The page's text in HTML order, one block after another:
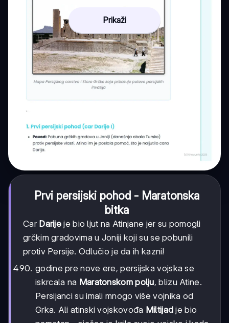
Prikaži
Prvi persijski pohod - Maratonska
bitka
Car Darije je bio ljut na Atinjane jer su pomogli
grčkim gradovima u Joniji koji su se pobunili
protiv Persije. Odlučio je da ih kazni!
godine pre nove ere, persijska vojska se
iskrcala na Maratonskom polju, blizu Atine.
Persijanci su imali mnogo više vojnika od
Grka. Ali atinski vojskovođa Miltijad je bio